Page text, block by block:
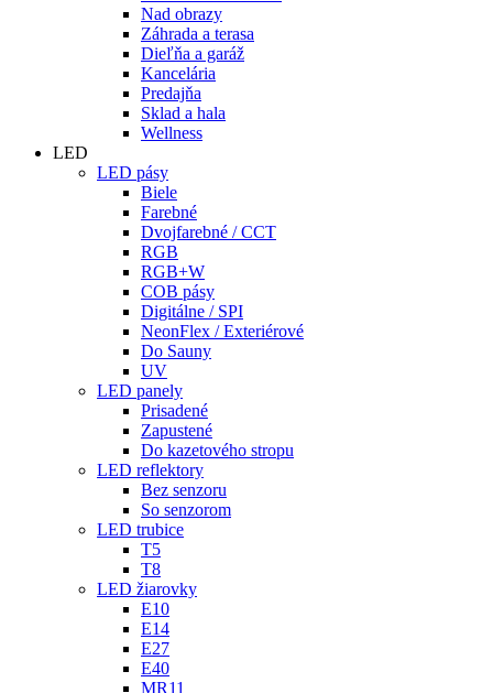
Nad obrazy
Záhrada a terasa
Dieľňa a garáž
Kancelária
Predajňa
Sklad a hala
Wellness
LED
LED pásy
Biele
Farebné
Dvojfarebné / CCT
RGB
RGB+W
COB pásy
Digitálne / SPI
NeonFlex / Exteriérové
Do Sauny
UV
LED panely
Prisadené
Zapustené
Do kazetového stropu
LED reflektory
Bez senzoru
So senzorom
LED trubice
T5
T8
LED žiarovky
E10
E14
E27
E40
MR11